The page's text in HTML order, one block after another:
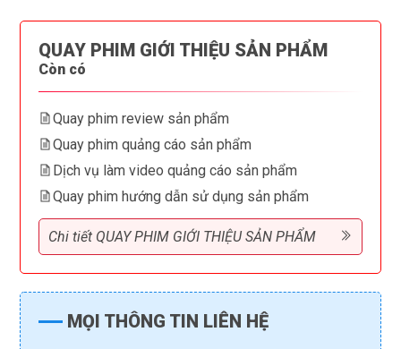
QUAY PHIM GIỚI THIỆU SẢN PHẨM
Còn có
Quay phim review sản phẩm
Quay phim quảng cáo sản phẩm
Dịch vụ làm video quảng cáo sản phẩm
Quay phim hướng dẫn sử dụng sản phẩm
Chi tiết QUAY PHIM GIỚI THIỆU SẢN PHẨM
MỌI THÔNG TIN LIÊN HỆ